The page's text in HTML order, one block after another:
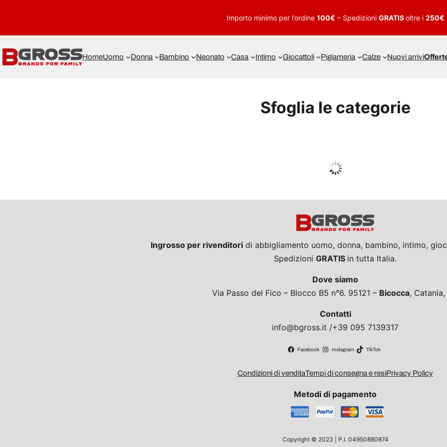
Importo minimo per l’ordine 100€ – Spedizioni GRATISoltre i 250€
HomeUomo Donna Bambino Neonato Casa Intimo Giocattoli Pigiameria Calze Nuovi arrivi
Sfoglia le categorie
Guarda tutto
Ingrosso per rivenditori di abbigliamento uomo, donna, bambino, intimo,
Spedizioni GRATIS in tutta Italia.
Dove siamo
Via Passo del Fico – Blocco B5 n°6. 95121 – Bicocca,
Contatti
info@bgross.it /+39 095 7139317
Facebook Instagram TikTok
Condizioni di venditaTempi di consegna e resiPrivacy Policy
Metodi di pagamento
Copyright © 2023 | P.I. 04950880874